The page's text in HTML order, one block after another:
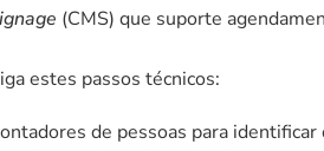
(CMS) que suporte
estes passos técnicos:
de pessoas para